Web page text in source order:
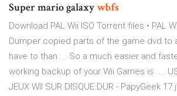
Super mario galaxywbfs
Download PAL Wii ISO Torrent files • PAL
Dumper copied parts of the game dvd to
have to than ... So a much easier and
working backup of your Wii Games is ...
JEUX WII SUR DISQUE DUR - PapyGeek 17